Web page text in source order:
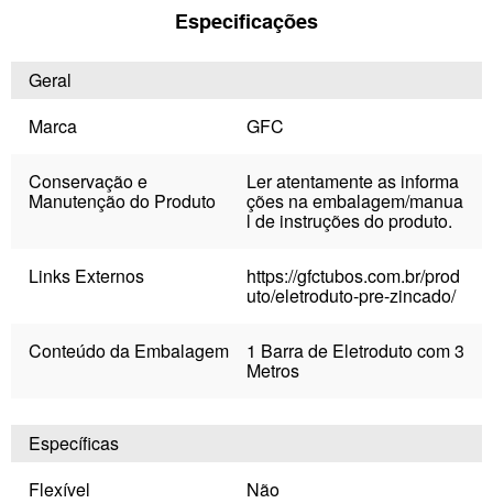
Especificações
Geral
Marca
GFC
Conservação e
Manutenção do Produto
Ler atentamente as informa
ções na embalagem/manua
l de instruções do produto.
Links Externos https://gfctubos.com.br/prod
uto/eletroduto-pre-zincado/
Conteúdo da Embalagem 1 Barra de Eletroduto com 3
Metros
Específicas
Flexível
Não